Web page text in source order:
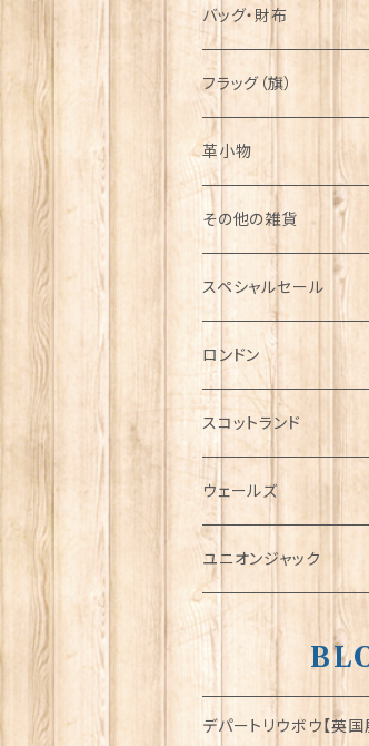
バッグ・財布
フラッグ（旗）
革小物
その他の雑貨
ミニカー
チャーム
犬グッズ
傘
指貫(シンブル)
スペシャルセール
ロンドン
スコットランド
ウェールズ
ユニオンジャック
デパートリウボウ【英国